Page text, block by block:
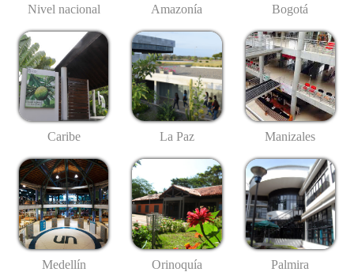
Nivel nacional Amazonía Bogotá
Caribe La Paz Manizales
Medellín Orinoquía Palmira